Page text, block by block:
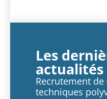
Les
actualités
Recrutement
techniques